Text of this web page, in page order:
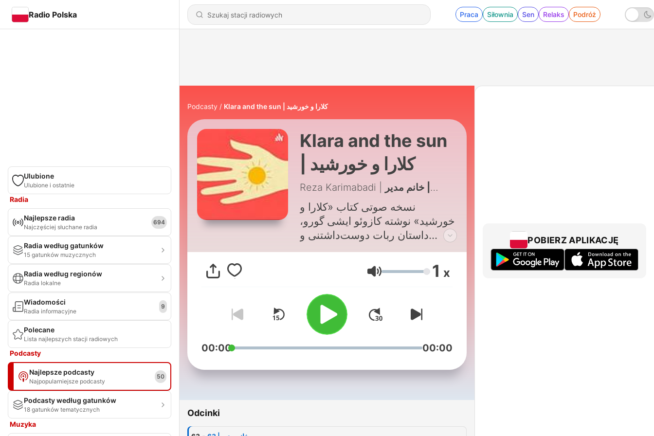
Radio Polska Praca Siłownia Sen Relaks Podróż
Ulubione
Ulubione i ostatnie
Radia
Najlepsze radia
Najczęściej słuchane radia
694
Radia według gatunków
15 gatunków muzycznych
Radia według regionów
Radia lokalne
Wiadomości
Radia informacyjne
9
Polecane
Lista najlepszych stacji radiowych
Podcasty
Najlepsze podcasty
Najpopularniejsze podcasty
50
Podcasty według gatunków
18 gatunków tematycznych
Muzyka
Podcasty Klara and the sun | کلارا و خورشید
Klara and the sun
| کلارا و خورشید
نسخه صوتی کتاب «کلارا و
خورشید» نوشته کازوئو ایشی‌ گورو،
داستان ربات دوست‌داشتنی و
جذابی است که رفتاری متفاوت از
دیگر ربات‌ها دارد. راوی داستان
همین ربات است. او در یک مغازه
کنار ربات دیگری به نام رزا برای
فروش گذاشته شده است. ربات‌ها
فرصت دارند در مغازه برای مدت
کوتاهی پشت ویترین بروند و در آنجا
منتظر بمانند تا خریده شوند. این
کلارا پشت شیشه منتظر است تا
Głośność 1 x
00:00 00:00
Odcinki
POBIERZ APLIKACJĘ